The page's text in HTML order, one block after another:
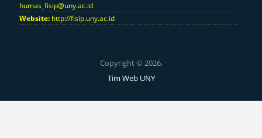
humas_fisip@uny.ac.id
Website: http://fisip.uny.ac.id
Copyright © 2026,
Tim Web UNY